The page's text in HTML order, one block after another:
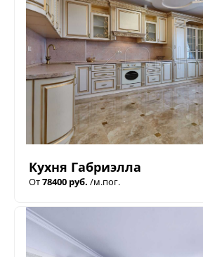
Кухня Габриэлла
От78400 руб. /м.пог.